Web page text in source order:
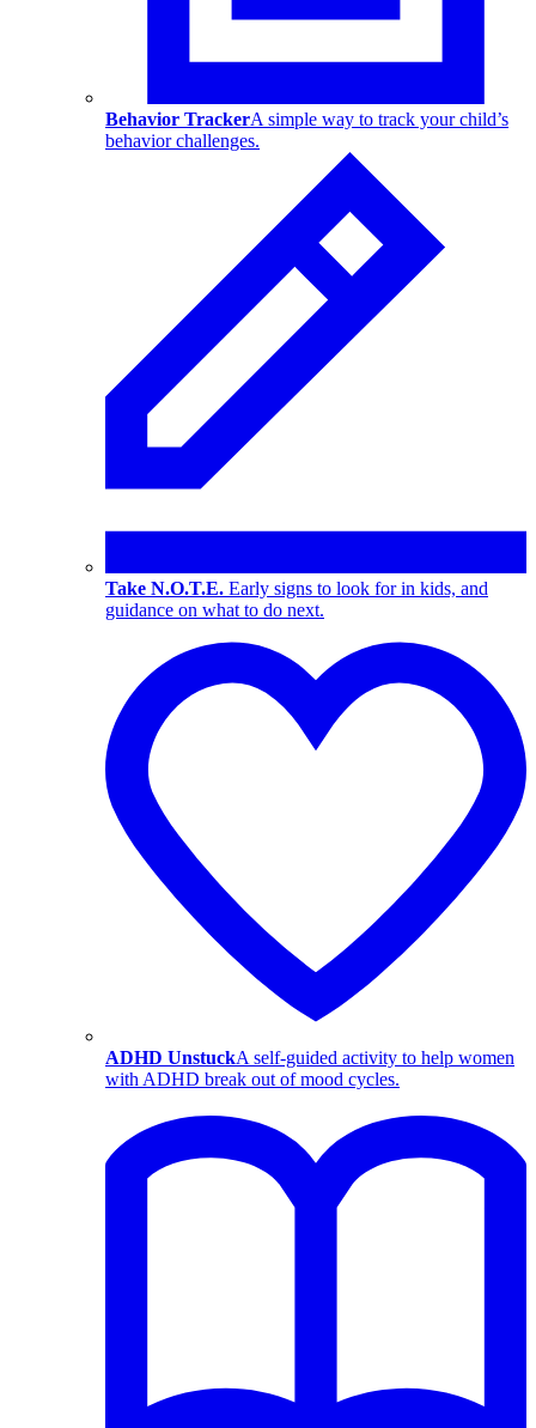
Behavior TrackerA simple way to track your child’s
behavior challenges.
Take N.O.T.E. Early signs to look for in kids, and
guidance on what to do next.
ADHD UnstuckA self-guided activity to help women
with ADHD break out of mood cycles.